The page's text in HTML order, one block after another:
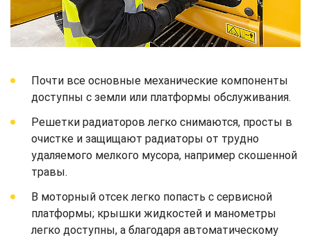
Почти все основные механические компоненты
доступны с земли или платформы обслуживания.
Решетки радиаторов легко снимаются, просты в
очистке и защищают радиаторы от трудно
удаляемого мелкого мусора, например скошенной
травы.
В моторный отсек легко попасть с сервисной
платформы; крышки жидкостей и манометры
легко доступны, а благодаря автоматическому